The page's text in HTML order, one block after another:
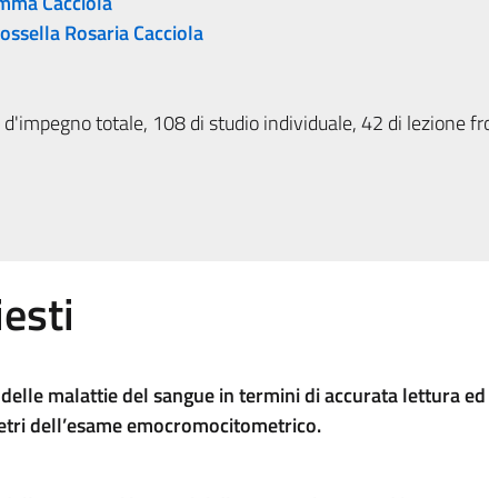
Rosaria Cacciola
totale, 108 di studio individuale, 42 di lezione
malattie del sangue in termini di accurata lettura ed
dell’esame emocromocitometrico.